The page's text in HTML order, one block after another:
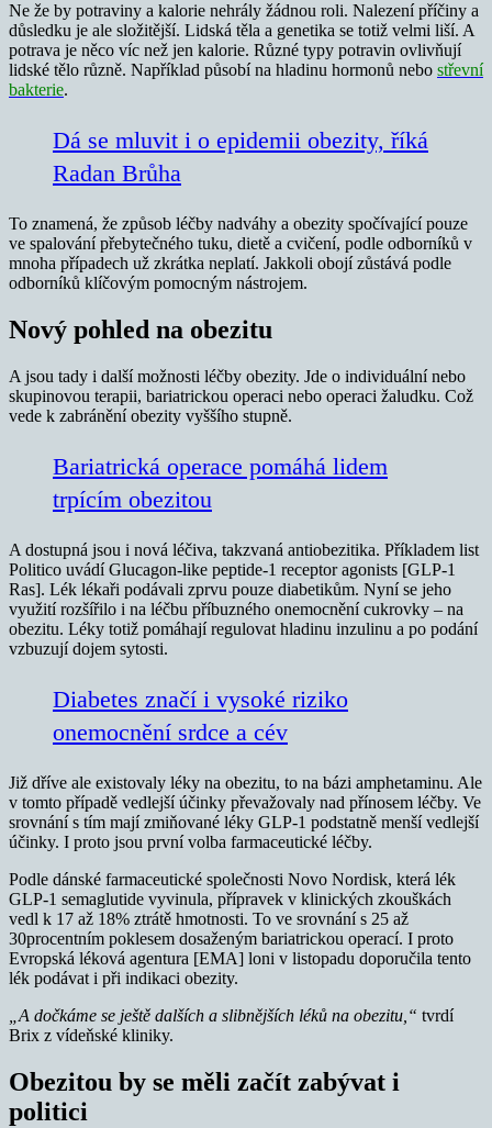
Ne že by potraviny a kalorie nehrály žádnou roli. Nalezení příčiny a
důsledku je ale složitější. Lidská těla a genetika se totiž velmi liší. A
potrava je něco víc než jen kalorie. Různé typy potravin ovlivňují
lidské tělo různě. Například působí na hladinu hormonů nebo střevní
bakterie.
Dá se mluvit i o epidemii obezity, říká
Radan Brůha
To znamená, že způsob léčby nadváhy a obezity spočívající pouze
ve spalování přebytečného tuku, dietě a cvičení, podle odborníků v
mnoha případech už zkrátka neplatí. Jakkoli obojí zůstává podle
odborníků klíčovým pomocným nástrojem.
Nový pohled na obezitu
A jsou tady i další možnosti léčby obezity. Jde o individuální nebo
skupinovou terapii, bariatrickou operaci nebo operaci žaludku. Což
vede k zabránění obezity vyššího stupně.
Bariatrická operace pomáhá lidem
trpícím obezitou
A dostupná jsou i nová léčiva, takzvaná antiobezitika. Příkladem list
Politico uvádí Glucagon-like peptide-1 receptor agonists [GLP-1
Ras]. Lék lékaři podávali zprvu pouze diabetikům. Nyní se jeho
využití rozšířilo i na léčbu příbuzného onemocnění cukrovky – na
obezitu. Léky totiž pomáhají regulovat hladinu inzulinu a po podání
vzbuzují dojem sytosti.
Diabetes značí i vysoké riziko
onemocnění srdce a cév
Již dříve ale existovaly léky na obezitu, to na bázi amphetaminu. Ale
v tomto případě vedlejší účinky převažovaly nad přínosem léčby. Ve
srovnání s tím mají zmiňované léky GLP-1 podstatně menší vedlejší
účinky. I proto jsou první volba farmaceutické léčby.
Podle dánské farmaceutické společnosti Novo Nordisk, která lék
GLP-1 semaglutide vyvinula, přípravek v klinických zkouškách
vedl k 17 až 18% ztrátě hmotnosti. To ve srovnání s 25 až
30procentním poklesem dosaženým bariatrickou operací. I proto
Evropská léková agentura [EMA] loni v listopadu doporučila tento
lék podávat i při indikaci obezity.
„A dočkáme se ještě dalších a slibnějších léků na obezitu,“ tvrdí
Brix z vídeňské kliniky.
Obezitou by se měli začít zabývat i
politici